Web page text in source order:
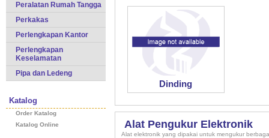
Peralatan Rumah Tangga
Perkakas
Perlengkapan Kantor
Perlengkapan
Keselamatan
Pipa dan Ledeng
Katalog
Order Katalog
Katalog Online
Dinding
Alat Pengukur Elektronik
Alat elektronik yang dipakai untuk mengukur